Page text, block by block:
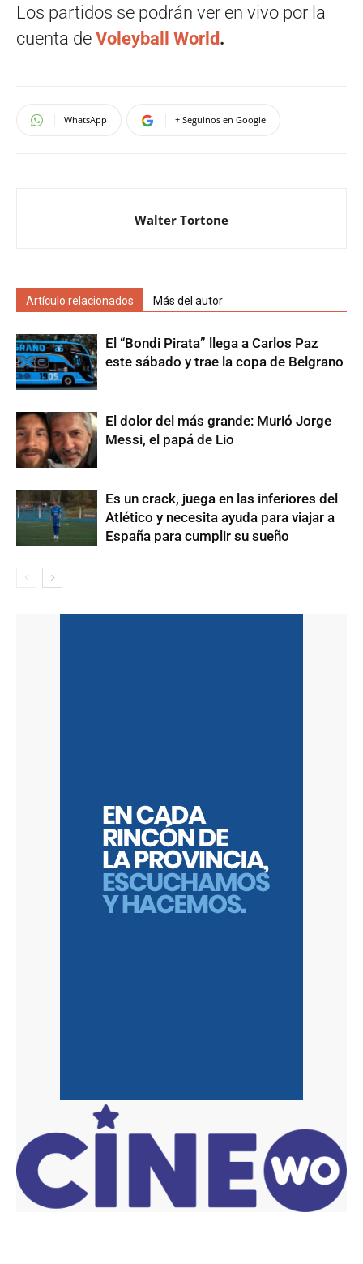
Los partidos se podrán ver en vivo por la
cuenta de Voleyball World.
WhatsApp + Seguinos en Google
Walter Tortone
Artículo relacionados Más del autor
El “Bondi Pirata” llega a Carlos Paz
este sábado y trae la copa de Belgrano
El dolor del más grande: Murió Jorge
Messi, el papá de Lio
Es un crack, juega en las inferiores del
Atlético y necesita ayuda para viajar a
España para cumplir su sueño